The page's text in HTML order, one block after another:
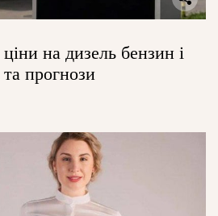
на дизель бензин і
прогнози